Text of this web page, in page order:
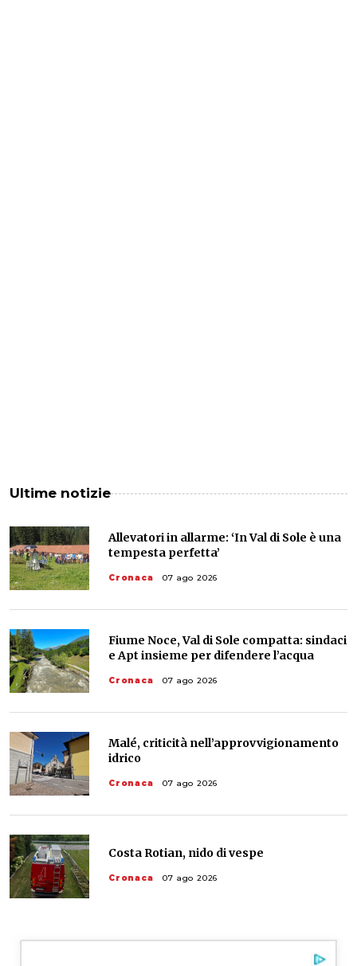
Ultime notizie
Allevatori in allarme: ‘In Val di Sole è una
tempesta perfetta’
Cronaca 07 ago 2026
Fiume Noce, Val di Sole compatta: sindaci
e Apt insieme per difendere l’acqua
Cronaca 07 ago 2026
Malé, criticità nell’approvvigionamento
idrico
Cronaca 07 ago 2026
Costa Rotian, nido di vespe
Cronaca 07 ago 2026